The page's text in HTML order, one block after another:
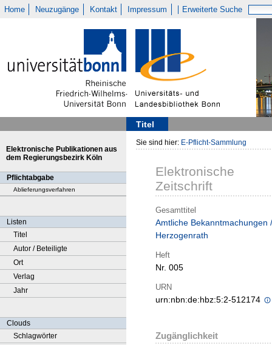
Home Neuzugänge Kontakt Impressum Erweiterte Suche
Titel
Elektronische Publikationen aus
dem Regierungsbezirk Köln
Pflichtabgabe
Ablieferungsverfahren
Listen
Titel
Autor / Beteiligte
Ort
Verlag
Jahr
Clouds
Schlagwörter
Sie sind hier: E-Pflicht-Sammlung
Elektronische
Zeitschrift
Gesamttitel
Amtliche Bekanntmachungen /
Herzogenrath
Heft
Nr. 005
URN
urn:nbn:de:hbz:5:2-512174
Zugänglichkeit